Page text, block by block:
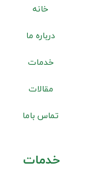
خانه
درباره ما
خدمات
مقالات
تماس باما
خدمات